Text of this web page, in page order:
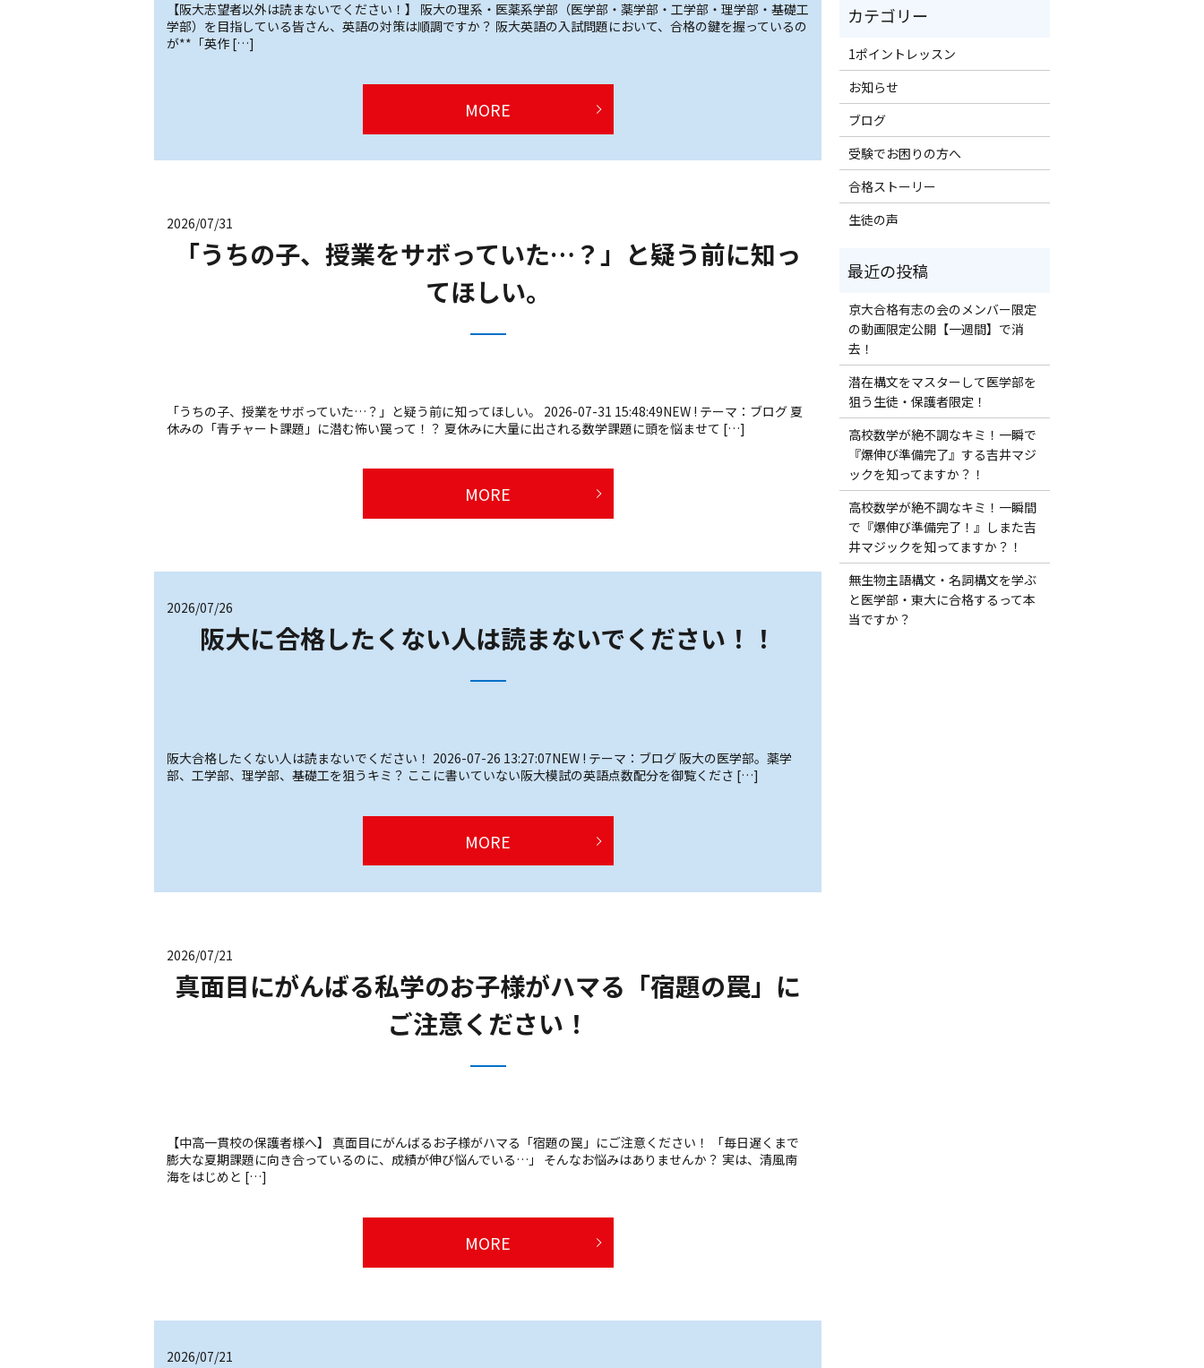
【阪大志望者以外は読まないでください！】 阪大の理系・医薬系学部（医学部・薬学部・工学部・理学部・基礎工
学部）を目指している皆さん、英語の対策は順調ですか？ 阪大英語の入試問題において、合格の鍵を握っているの
が**「英作 […]
MORE
2026/07/31
「うちの子、授業をサボっていた…？」と疑う前に知っ
てほしい。
「うちの子、授業をサボっていた…？」と疑う前に知ってほしい。 2026-07-31 15:48:49NEW ! テーマ：ブログ 夏
休みの「青チャート課題」に潜む怖い罠って！？ 夏休みに大量に出される数学課題に頭を悩ませて […]
MORE
2026/07/26
阪大に合格したくない人は読まないでください！！
阪大合格したくない人は読まないでください！ 2026-07-26 13:27:07NEW ! テーマ：ブログ 阪大の医学部。薬学
部、工学部、理学部、基礎工を狙うキミ？ ここに書いていない阪大模試の英語点数配分を御覧くださ […]
MORE
2026/07/21
真面目にがんばる私学のお子様がハマる「宿題の罠」に
ご注意ください！
【中高一貫校の保護者様へ】 真面目にがんばるお子様がハマる「宿題の罠」にご注意ください！ 「毎日遅くまで
膨大な夏期課題に向き合っているのに、成績が伸び悩んでいる…」 そんなお悩みはありませんか？ 実は、清風南
海をはじめと […]
MORE
2026/07/21
1ポイントレッスン
お知らせ
ブログ
受験でお困りの方へ
合格ストーリー
生徒の声
京大合格有志の会のメンバー限定
の動画限定公開【一週間】で消
去！
潜在構文をマスターして医学部を
狙う生徒・保護者限定！
高校数学が絶不調なキミ！一瞬で
『爆伸び準備完了』する吉井マジ
ックを知ってますか？！
高校数学が絶不調なキミ！一瞬間
で『爆伸び準備完了！』しまた吉
井マジックを知ってますか？！
無生物主語構文・名詞構文を学ぶ
と医学部・東大に合格するって本
当ですか？